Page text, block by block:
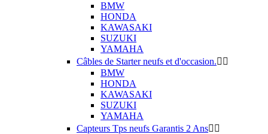
BMW
HONDA
KAWASAKI
SUZUKI
YAMAHA
Câbles de Starter neufs et d'occasion. 
BMW
HONDA
KAWASAKI
SUZUKI
YAMAHA
Capteurs Tps neufs Garantis 2 Ans 